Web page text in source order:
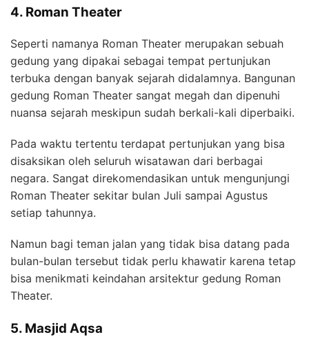
4. Roman Theater
Seperti namanya Roman Theater merupakan sebuah
gedung yang dipakai sebagai tempat pertunjukan
terbuka dengan banyak sejarah didalamnya. Bangunan
gedung Roman Theater sangat megah dan dipenuhi
nuansa sejarah meskipun sudah berkali-kali diperbaiki.
Pada waktu tertentu terdapat pertunjukan yang bisa
disaksikan oleh seluruh wisatawan dari berbagai
negara. Sangat direkomendasikan untuk mengunjungi
Roman Theater sekitar bulan Juli sampai Agustus
setiap tahunnya.
Namun bagi teman jalan yang tidak bisa datang pada
bulan-bulan tersebut tidak perlu khawatir karena tetap
bisa menikmati keindahan arsitektur gedung Roman
Theater.
5. Masjid Aqsa